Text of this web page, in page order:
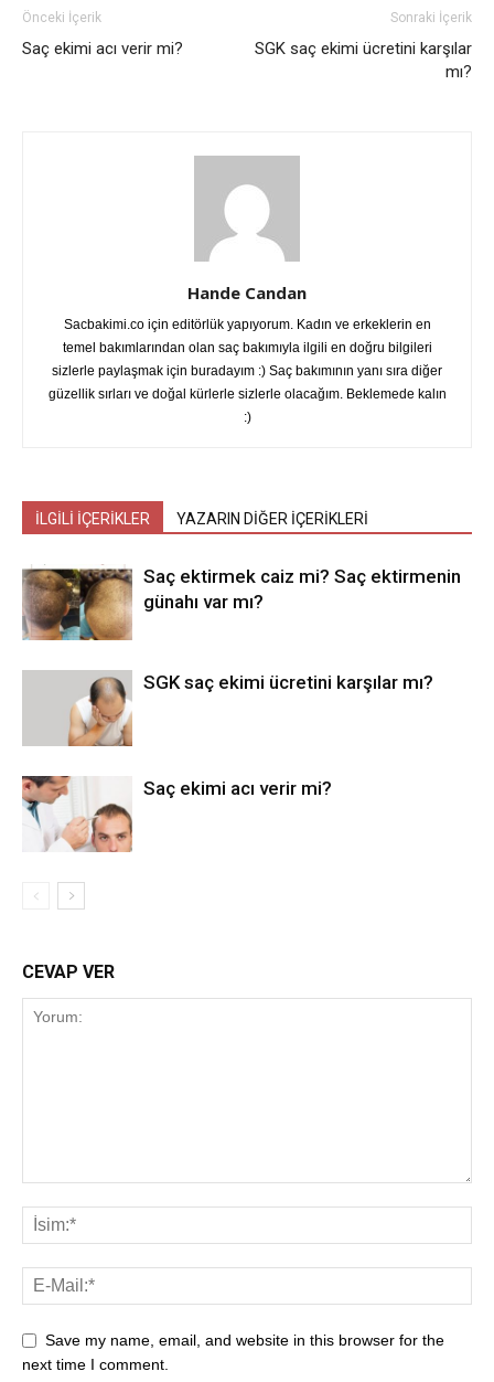
Önceki İçerik
Saç ekimi acı verir mi?
Sonraki İçerik
SGK saç ekimi ücretini karşılar
mı?
Hande Candan
Sacbakimi.co için editörlük yapıyorum. Kadın ve erkeklerin en
temel bakımlarından olan saç bakımıyla ilgili en doğru bilgileri
sizlerle paylaşmak için buradayım :) Saç bakımının yanı sıra diğer
güzellik sırları ve doğal kürlerle sizlerle olacağım. Beklemede kalın
:)
İLGİLİ İÇERİKLER YAZARIN DİĞER İÇERİKLERİ
Saç ektirmek caiz mi? Saç ektirmenin
günahı var mı?
SGK saç ekimi ücretini karşılar mı?
Saç ekimi acı verir mi?
CEVAP VER
Save my name, email, and website in this browser for the
next time I comment.